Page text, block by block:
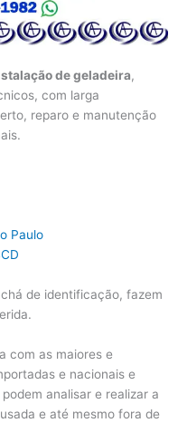
de geladeira,
com larga
reparo e manutenção
Paulo
de identificação, fazem
com as maiores e
e nacionais e
analisar e realizar a
e até mesmo fora de